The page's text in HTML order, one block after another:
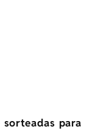
sorteadas para